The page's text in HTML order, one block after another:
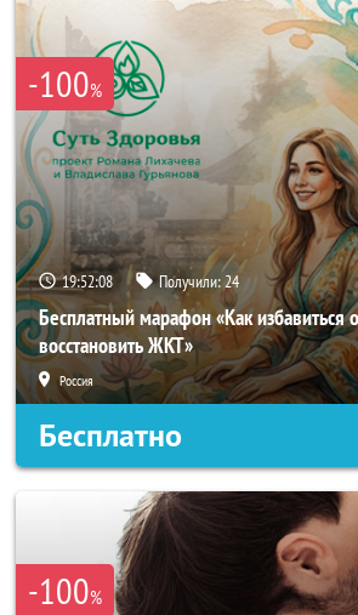
-100%
19:52:05 Получили:24
Бесплатный марафон «Как избавиться
восстановить ЖКТ»
Россия
Бесплатно
-100%